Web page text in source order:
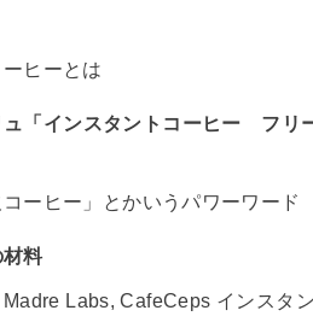
ヒーとは
ュ「インスタントコーヒー フリ
コーヒー」とかいうパワーワード
料
Madre Labs, CafeCeps インスタ